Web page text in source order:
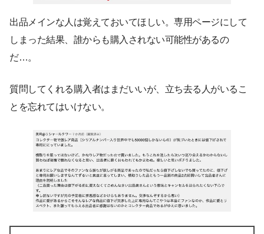
出品メインな人は覚えておいてほしい。専用ページにして
しまった結果、誰からも購入されない可能性があるの
だ…。
質問してくれる購入者はまだいいが、立ち去る人がいるこ
とを忘れてはいけない。